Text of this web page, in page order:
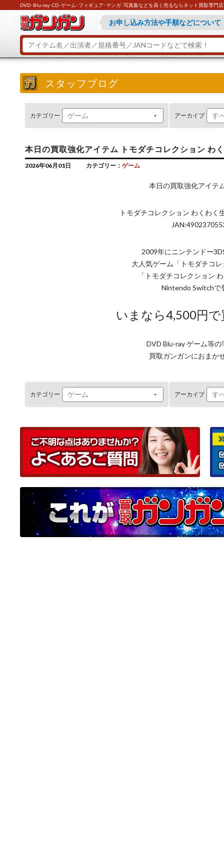
DVD･Blu-ray･CD･ゲーム･フィギュア･マンガ･写真集などを高く売るならネット買取専門
スタッフブログ
カテゴリー アーカイブ
本日の買取強化アイテム トモダチコレクション
2026年06月01日 カテゴリー： ゲーム
本日の買取強化アイテ
トモダチコレクション わくわく
2009年にニンテンドー
大人気ゲーム「トモダチコ
「トモダチコレクション
Nintendo Switchで
いまなら4,500円
DVD Blu-ray ゲーム等
買取ガンガンにおまか
カテゴリー アーカイブ
買取ガンガンが選ばれている理由
お申し込み方法や手順などについ
とにかくお急ぎの方は『ラクラク
ご不明な点があれば『よくあるご質